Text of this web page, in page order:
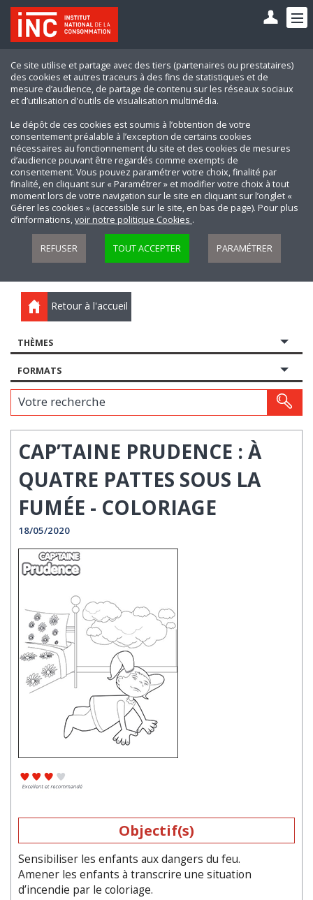
Ce site utilise et partage avec des tiers (partenaires ou prestataires)
des cookies et autres traceurs à des fins de statistiques et de
mesure d’audience, de partage de contenu sur les réseaux sociaux
et d’utilisation d'outils de visualisation multimédia.
Le dépôt de ces cookies est soumis à l’obtention de votre
consentement préalable à l’exception de certains cookies
nécessaires au fonctionnement du site et des cookies de mesures
d’audience pouvant être regardés comme exempts de
consentement. Vous pouvez paramétrer votre choix, finalité par
finalité, en cliquant sur « Paramétrer » et modifier votre choix à tout
moment lors de votre navigation sur le site en cliquant sur l’onglet «
Gérer les cookies » (accessible sur le site, en bas de page). Pour plus
d’informations,voir notre politique Cookies .
REFUSER TOUT ACCEPTER PARAMÉTRER
Retour à l'accueil
THÈMES
FORMATS
Votre recherche
CAP’TAINE PRUDENCE : À
QUATRE PATTES SOUS LA
FUMÉE - COLORIAGE
18/05/2020
Objectif(s)
Sensibiliser les enfants aux dangers du feu.
Amener les enfants à transcrire une situation
d’incendie par le coloriage.